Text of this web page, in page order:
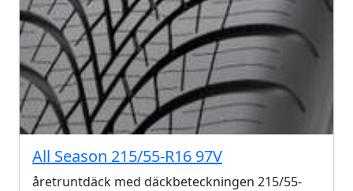
All Season 215/55-R16 97V
åretruntdäck med däckbeteckningen 215/55-